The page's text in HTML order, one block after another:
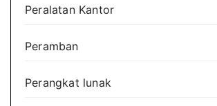
Peralatan Kantor
Peramban
Perangkat lunak